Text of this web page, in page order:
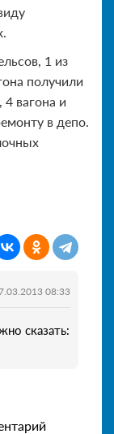
1 из
получили
вагона и
в депо.
08:33
сказать: